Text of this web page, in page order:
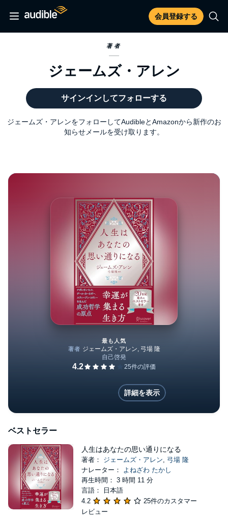
会員登録する
著者
ジェームズ・アレン
サインインしてフォローする
ジェームズ・アレンをフォローしてAudibleとAmazonから新作のお
知らせメールを受け取ります。
人生はあなたの思い通りになる
最も人気
詳細を表示
ベストセラー
人生はあなたの思い通りになる
著者： ジェームズ・アレン, 弓場 隆
ナレーター： よねざわ たかし
再生時間： 3 時間 11 分
言語： 日本語
4.2
25件のカスタマー
レビュー